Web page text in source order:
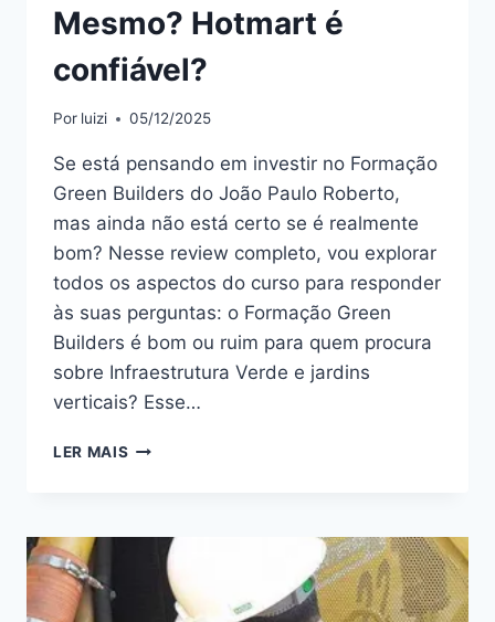
CONFIÁVEL?
Mesmo? Hotmart é
confiável?
Por luizi 05/12/2025
Se está pensando em investir no Formação
Green Builders do João Paulo Roberto,
mas ainda não está certo se é realmente
bom? Nesse review completo, vou explorar
todos os aspectos do curso para responder
às suas perguntas: o Formação Green
Builders é bom ou ruim para quem procura
sobre Infraestrutura Verde e jardins
verticais? Esse…
LER MAIS FORMAÇÃO
OU
RUIM?
REVIEW